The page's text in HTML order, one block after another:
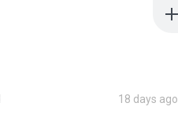
18 days ago